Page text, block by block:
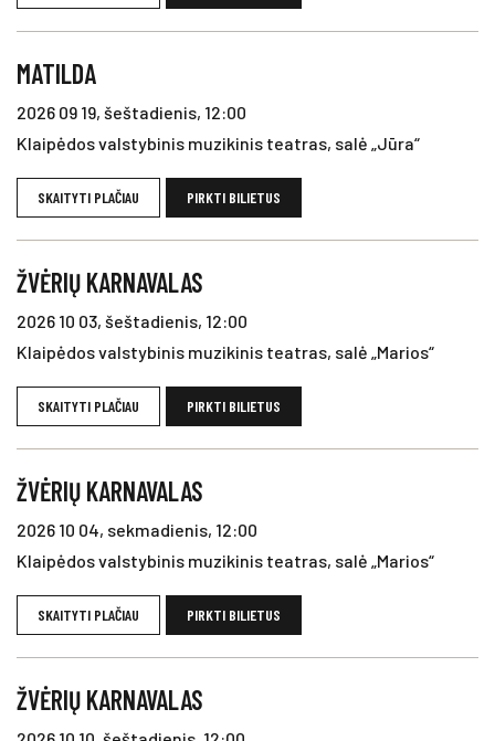
MATILDA
2026 09 19, šeštadienis, 12:00
Klaipėdos valstybinis muzikinis teatras, salė „Jūra“
SKAITYTI PLAČIAU PIRKTI BILIETUS
ŽVĖRIŲ KARNAVALAS
2026 10 03, šeštadienis, 12:00
Klaipėdos valstybinis muzikinis teatras, salė „Marios“
SKAITYTI PLAČIAU PIRKTI BILIETUS
ŽVĖRIŲ KARNAVALAS
2026 10 04, sekmadienis, 12:00
Klaipėdos valstybinis muzikinis teatras, salė „Marios“
SKAITYTI PLAČIAU PIRKTI BILIETUS
ŽVĖRIŲ KARNAVALAS